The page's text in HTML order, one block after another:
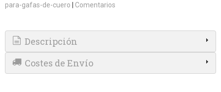
para-gafas-de-cuero | Comentarios
Descripción
Costes de Envío